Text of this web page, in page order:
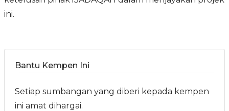
ini.
Bantu Kempen Ini
Setiap sumbangan yang diberi kepada kempen
ini amat dihargai.